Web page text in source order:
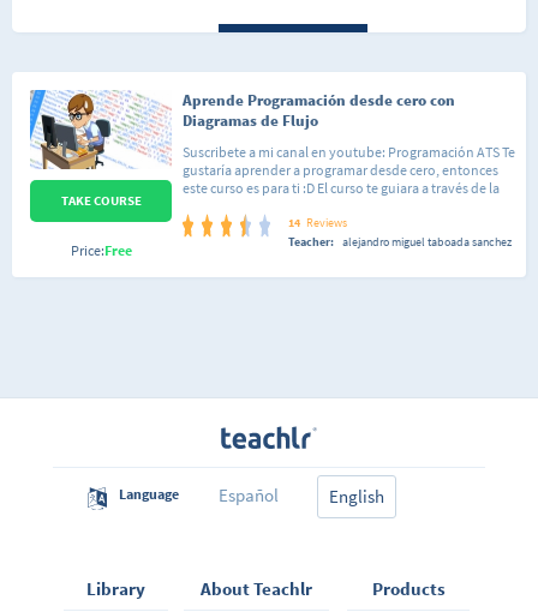
Aprende Programación desde cero con
Diagramas de Flujo
Suscribete a mi canal en youtube: Programación ATS Te
gustaría aprender a programar desde cero, entonces
este curso es para ti :D El curso te guiara a través de la
un algoritmo, como poder resolver problemas,
ademas veremos muchísimos ejercicios resueltos y
OperadoresCondiconalesCiclos o BuclesFunciones
14 Reviews
Teacher: alejandro miguel taboada sanchez
TAKE COURSE
Price:Free
Language Español English
Library About Teachlr Products